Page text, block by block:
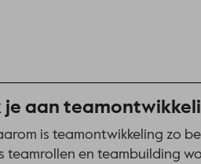
je aan
is teamontwikkeling zo
teamrollen en teambuilding